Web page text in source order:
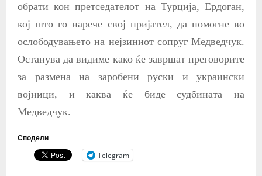
обрати кон претседателот на Турција, Ердоган,
кој што го нарече свој пријател, да помогне во
ослободувањето на нејзиниот сопруг Медведчук.
Останува да видиме како ќе завршат преговорите
за размена на заробени руски и украински
војници, и каква ќе биде судбината на
Медведчук.
Сподели
Telegram